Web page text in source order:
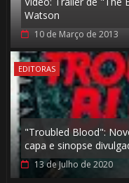
Watson
10 de Março de 2013
EDITORAS
"Troubled Blood":
capa e sinopse
13 de Julho de 2020